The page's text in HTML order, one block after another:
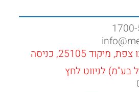
כתובת: כביש עכו צפת, מיקוד 25105, כניסה
בע"מ) לניווט לחץ